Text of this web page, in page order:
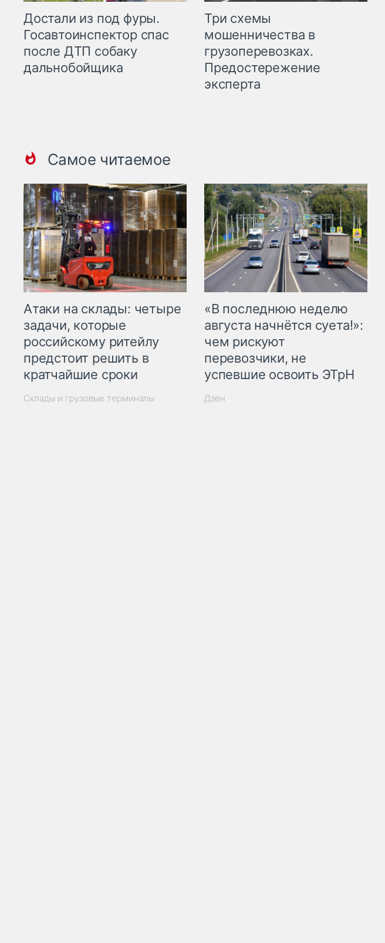
Достали из под фуры.
Госавтоинспектор спас
после ДТП собаку
дальнобойщика
Три схемы
мошенничества в
грузоперевозках.
Предостережение
эксперта
Самое читаемое
Атаки на склады: четыре
задачи, которые
российскому ритейлу
предстоит решить в
кратчайшие сроки
Склады и грузовые терминалы
«В последнюю неделю
августа начнётся суета!»:
чем рискуют
перевозчики, не
успевшие освоить ЭТрН
Дзен